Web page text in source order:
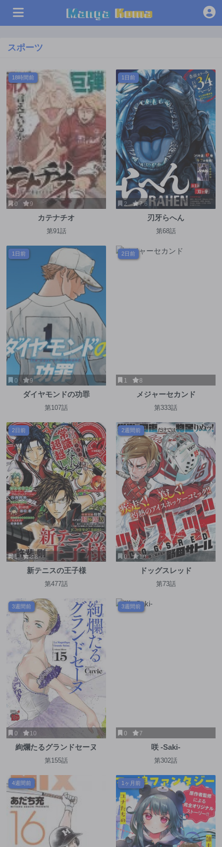
スポーツ
18時間前
0 9
カテナチオ
第91話
1日前
2 7.6
刃牙らへん
第68話
1日前
0 9
ダイヤモンドの功罪
第107話
2日前
1 8
メジャーセカンド
第333話
2日前
1 8.8
新テニスの王子様
第477話
2週間前
0 10
ドッグスレッド
第73話
3週間前
0 10
絢爛たるグランドセーヌ
第155話
3週間前
0 7
咲 -Saki-
第302話
4週間前 1ヶ月前